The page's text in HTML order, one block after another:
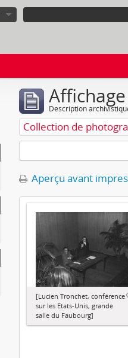
Description
Collection de
Aperçu avant
[Lucien Tronchet, conférence
sur les Etats-Unis, grande
salle du Faubourg]